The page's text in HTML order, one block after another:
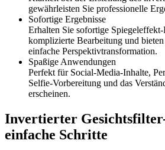
gewährleisten Sie professionelle
Sofortige Ergebnisse
Erhalten Sie sofortige Spiegeleffekt-
komplizierte Bearbeitung und
einfache Perspektivtransformation.
Spaßige Anwendungen
Perfekt für Social-Media-Inhalte,
Selfie-Vorbereitung und das
erscheinen.
Invertierter
einfache Schritte